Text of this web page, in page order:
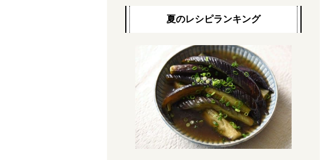
夏のレシピランキング